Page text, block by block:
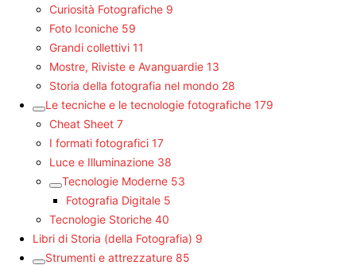
Curiosità Fotografiche 9
Foto Iconiche 59
Grandi collettivi 11
Mostre, Riviste e Avanguardie 13
Storia della fotografia nel mondo 28
Le tecniche e le tecnologie fotografiche 179
Cheat Sheet 7
I formati fotografici 17
Luce e Illuminazione 38
Tecnologie Moderne 53
Fotografia Digitale 5
Tecnologie Storiche 40
Libri di Storia (della Fotografia) 9
Strumenti e attrezzature 85